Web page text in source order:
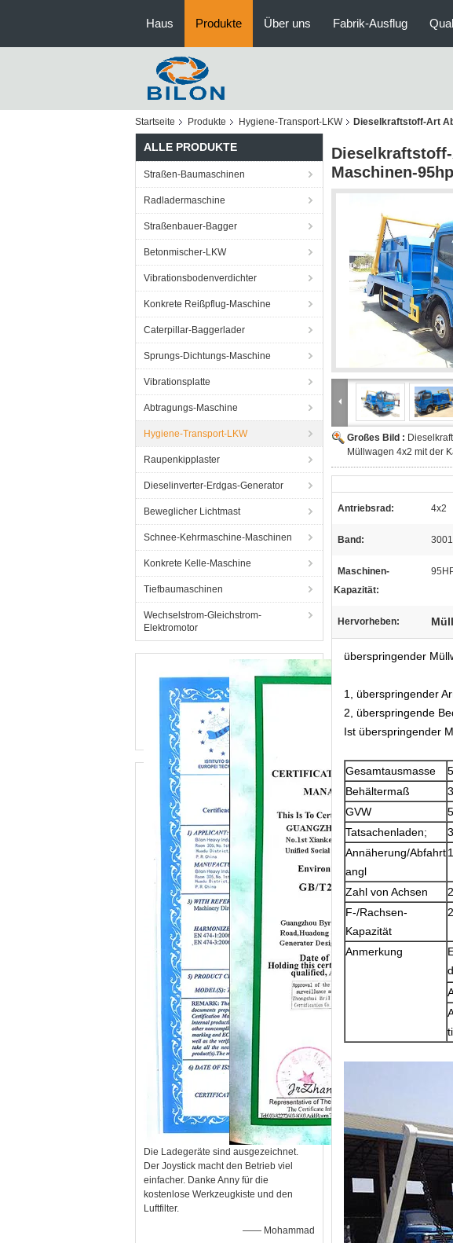
Haus Produkte Über uns Fabrik-Ausflug
Startseite Produkte Hygiene-Transport-LKW Dieselkraftstoff-Art
ALLE PRODUKTE
Straßen-Baumaschinen
Radladermaschine
Straßenbauer-Bagger
Betonmischer-LKW
Vibrationsbodenverdichter
Konkrete Reißpflug-Maschine
Caterpillar-Baggerlader
Sprungs-Dichtungs-Maschine
Vibrationsplatte
Abtragungs-Maschine
Hygiene-Transport-LKW
Raupenkipplaster
Dieselinverter-Erdgas-Generator
Beweglicher Lichtmast
Schnee-Kehrmaschine-Maschinen
Konkrete Kelle-Maschine
Tiefbaumaschinen
Wechselstrom-Gleichstrom-
Elektromotor
Die Ladegeräte sind ausgezeichnet.
Der Joystick macht den Betrieb viel
einfacher. Danke Anny für die
kostenlose Werkzeugkiste und den
Luftfilter.
—— Mohammad
Maschinen-95hp
Großes Bild :
Müllwagen 4x2 mit der
Antriebsrad: 4x2
Band:
Maschinen-
Kapazität:
Hervorheben:
überspringender
1, überspringender
2, überspringende
Ist überspringender
Gesamtausmasse
Behältermaß
GVW
Tatsachenladen;
Annäherung/Abfahrt
angl
Zahl von Achsen 2
F-/Rachsen-
Kapazität
Anmerkung